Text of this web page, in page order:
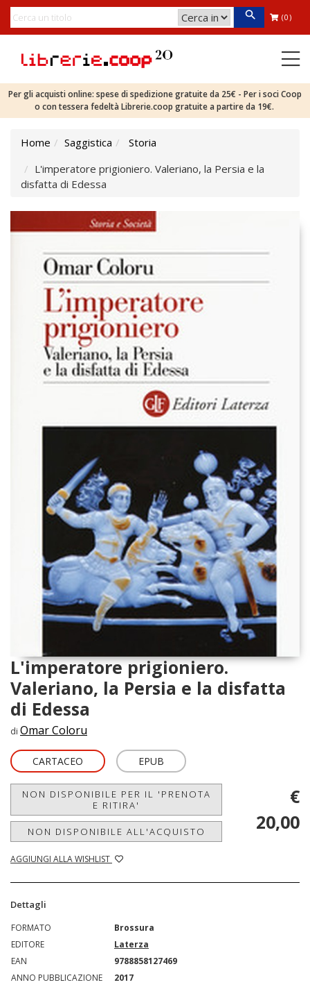
(0)
Per gli acquisti online: spese di spedizione gratuite da 25€ - Per i soci Coop
o con tessera fedeltà Librerie.coop gratuite a partire da 19€.
Home Saggistica
Storia
L'imperatore prigioniero. Valeriano, la Persia e la
disfatta di Edessa
L'imperatore prigioniero.
Valeriano, la Persia e la disfatta
di Edessa
di Omar Coloru
CARTACEO EPUB
NON DISPONIBILE PER IL 'PRENOTA
E RITIRA'
NON DISPONIBILE ALL'ACQUISTO
AGGIUNGI ALLA WISHLIST
€
20,00
Dettagli
FORMATO
Brossura
EDITORE
Laterza
EAN
9788858127469
ANNO PUBBLICAZIONE
2017